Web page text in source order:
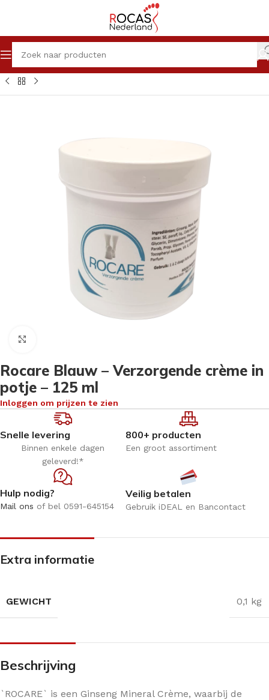
Home Winkel Pedicureproducten Crèmes Rocare
Rocare Blauw – Verzorgende crème in
potje – 125 ml
Inloggen om prijzen te zien
Snelle levering
Binnen enkele dagen
geleverd!*
800+ producten
Een groot assortiment
Hulp nodig?
Mail ons of bel 0591-645154
Veilig betalen
Gebruik iDEAL en Bancontact
Extra informatie
GEWICHT 0,1 kg
Beschrijving
`ROCARE` is een Ginseng Mineral Crème, waarbij de